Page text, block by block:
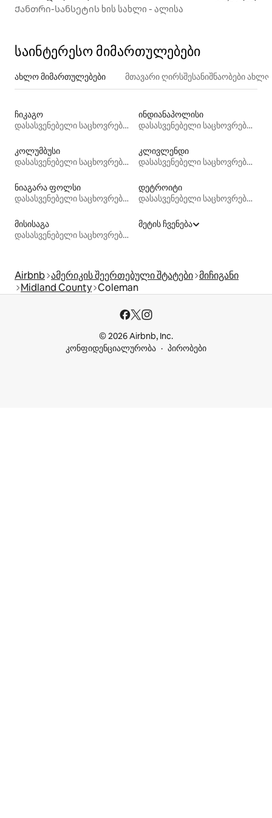
Ქანთრი-სანსეტის ხის სახლი - ალისა
საინტერესო მიმართულებები
ახლო მიმართულებები მთავარი ღირსშესანიშნაობები
ჩიკაგო
დასასვენებელი საცხოვრებლები
ინდიანაპოლისი
დასასვენებელი საცხოვრებლები
კოლუმბუსი
დასასვენებელი საცხოვრებლები
კლივლენდი
დასასვენებელი საცხოვრებლები
ნიაგარა ფოლსი
დასასვენებელი საცხოვრებლები
დეტროიტი
დასასვენებელი საცხოვრებლები
მისისაგა
დასასვენებელი საცხოვრებლები
მეტის ჩვენება
Airbnb ამერიკის შეერთებული შტატები მიჩიგანი
Midland County Coleman
© 2026 Airbnb, Inc.
კონფიდენციალურობა
პირობები